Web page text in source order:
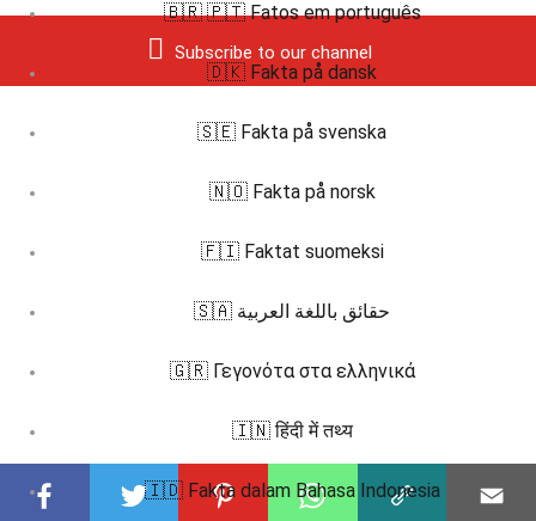
Subscribe to our channel
🇧🇷 🇵🇹 Fatos em português
🇩🇰 Fakta på dansk
🇸🇪 Fakta på svenska
🇳🇴 Fakta på norsk
🇫🇮 Faktat suomeksi
🇸🇦 حقائق باللغة العربية
🇬🇷 Γεγονότα στα ελληνικά
🇮🇳 हिंदी में तथ्य
🇮🇩 Fakta dalam Bahasa Indonesia